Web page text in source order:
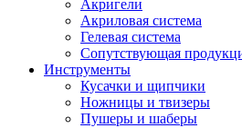
Акригели
Акриловая система
Гелевая система
Сопутствующая
Инструменты
Кусачки и щипчики
Ножницы и твизеры
Пушеры и шаберы